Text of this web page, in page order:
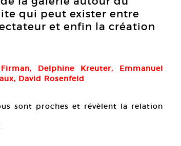
qui peut exister entre
et enfin la création
Delphine Kreuter, Emmanuel
David Rosenfeld
sont proches et révèlent la relation